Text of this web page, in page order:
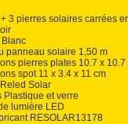
+ 3 pierres solaires carrées
panneau solaire 1,50 m
pierres plates 10.7 x 10.7
spot 11 x 3.4 x 11 cm
Solar
Plastique et verre
lumière LED
RESOLAR13178